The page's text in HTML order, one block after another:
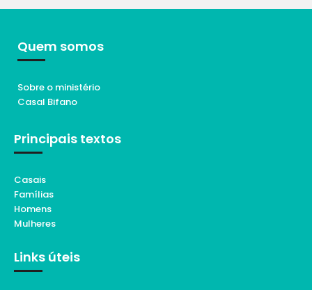
Quem somos
Sobre o ministério
Casal Bifano
Principais textos
Casais
Famílias
Homens
Mulheres
Links úteis